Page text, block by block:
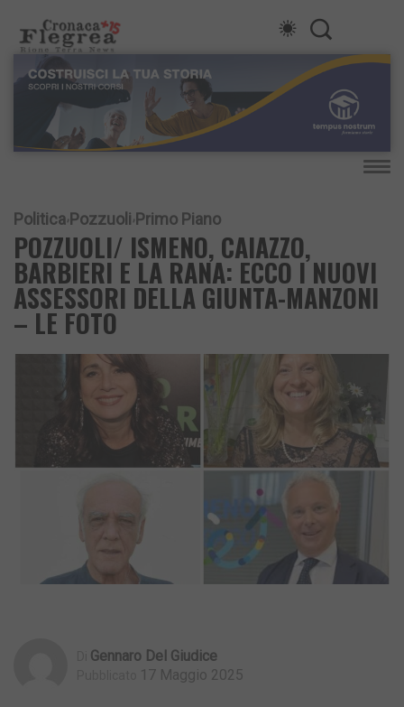
Politica Pozzuoli Primo Piano
POZZUOLI/ ISMENO, CAIAZZO,
BARBIERI E LA RANA: ECCO I NUOVI
ASSESSORI DELLA GIUNTA-MANZONI
– LE FOTO
Gennaro Del Giudice
17 Maggio 2025